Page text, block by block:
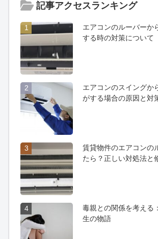
記事アクセスランキング
1
エアコンのルーバーか
する時の対策について
2
エアコンのスイングか
がする場合の原因と対
3
賃貸物件のエアコンの
たら？正しい対処法と
4
毒親との関係を考える
生の物語